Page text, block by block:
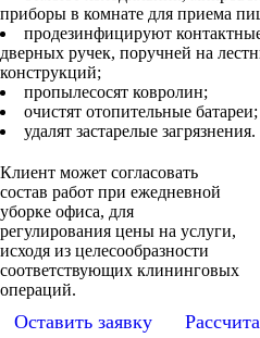
приборы в комнате для приема
продезинфицируют
дверных ручек, поручней на
конструкций;
пропылесосят ковролин;
очистят отопительные батареи;
удалят застарелые загрязнения.
Клиент может согласовать
состав работ при ежедневной
уборке офиса, для
регулирования цены на услуги,
исходя из целесообразности
соответствующих клининговых
операций.
Оставить заявку